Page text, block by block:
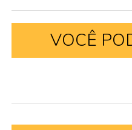
VOCÊ